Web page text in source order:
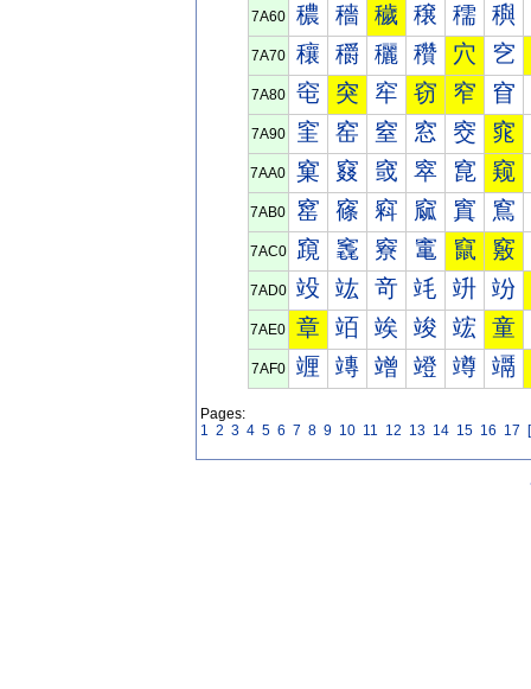
7A60 穠 穡 穢 穣 穤 穥
7A70 穰 穱 穲 穳 穴 穵
7A80 窀 突 窂 窃 窄 窅
7A90 窐 窑 窒 窓 窔 窕
7AA0 窠 窡 窢 窣 窤 窥
7AB0 窰 窱 窲 窳 窴 窵
7AC0 竀 竁 竂 竃 竄 竅
7AD0 竐 竑 竒 竓 竔 竕
7AE0 章 竡 竢 竣 竤 童
7AF0 竰 竱 竲 竳 竴 竵
Pages:
1 2 3 4 5 6 7 8 9 10 11 12 13 14 15 16 17